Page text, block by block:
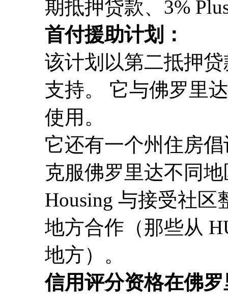
期抵押贷款、3%
首付援助计划：
该计划以第二抵押
支持。 它与佛罗里
使用。
它还有一个州住房
克服佛罗里达不同
Housing 与接受社
地方合作（那些从
地方）。
信用评分资格在佛